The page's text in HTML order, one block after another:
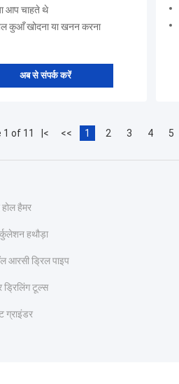
आप चाहते थे
कुआँ खोदना या खनन करना
अब से संपर्क करें
1 of 11 |< << 1 2 3 4 5
हैमर
हथौड़ा
आरसी ड्रिल पाइप
ड्रिलिंग टूल्स
ग्राइंडर